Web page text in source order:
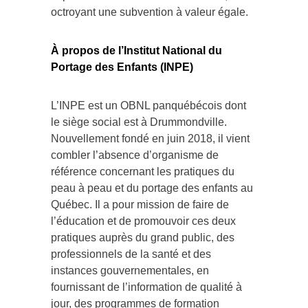
octroyant une subvention à valeur égale.
À propos de l’Institut National du
Portage des Enfants (INPE)
L’INPE est un OBNL panquébécois dont
le siège social est à Drummondville.
Nouvellement fondé en juin 2018, il vient
combler l’absence d’organisme de
référence concernant les pratiques du
peau à peau et du portage des enfants au
Québec. Il a pour mission de faire de
l’éducation et de promouvoir ces deux
pratiques auprès du grand public, des
professionnels de la santé et des
instances gouvernementales, en
fournissant de l’information de qualité à
jour, des programmes de formation